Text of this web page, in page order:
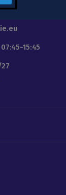
07:45-15:45